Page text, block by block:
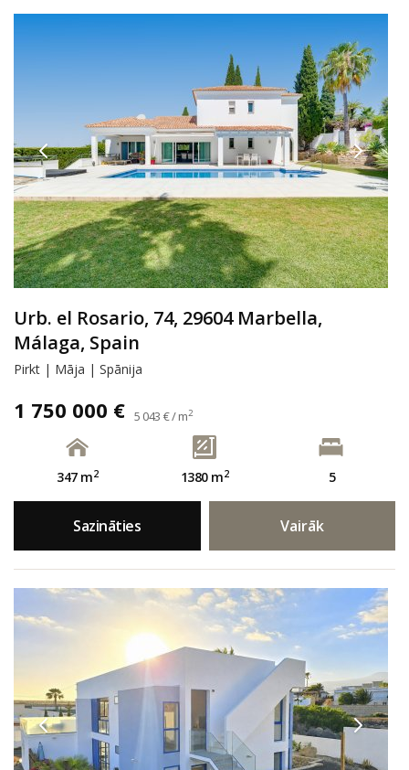
Urb. el Rosario, 74, 29604 Marbella,
Málaga, Spain
Pirkt | Māja | Spānija
1 750 000 € 5 043 € / m2
347 m2 1380 m2 5
Sazināties Vairāk